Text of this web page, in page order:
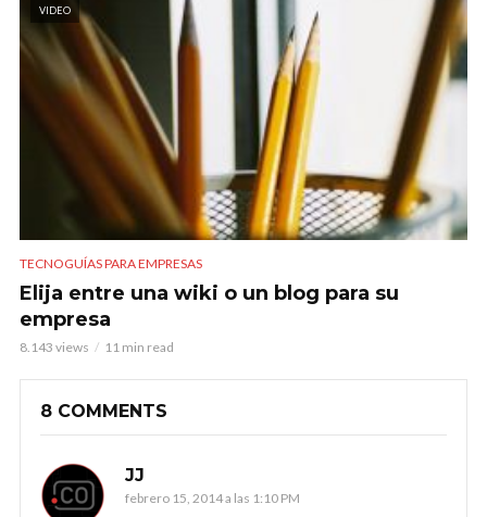
VIDEO
TECNOGUÍAS PARA EMPRESAS
Elija entre una wiki o un blog para su
empresa
8.143 views 11 min read
8 COMMENTS
JJ
febrero 15, 2014 a las 1:10 PM